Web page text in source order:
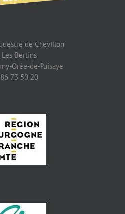
de Chevillon
Les Bertins
Orée-de-Puisaye
73 50 20